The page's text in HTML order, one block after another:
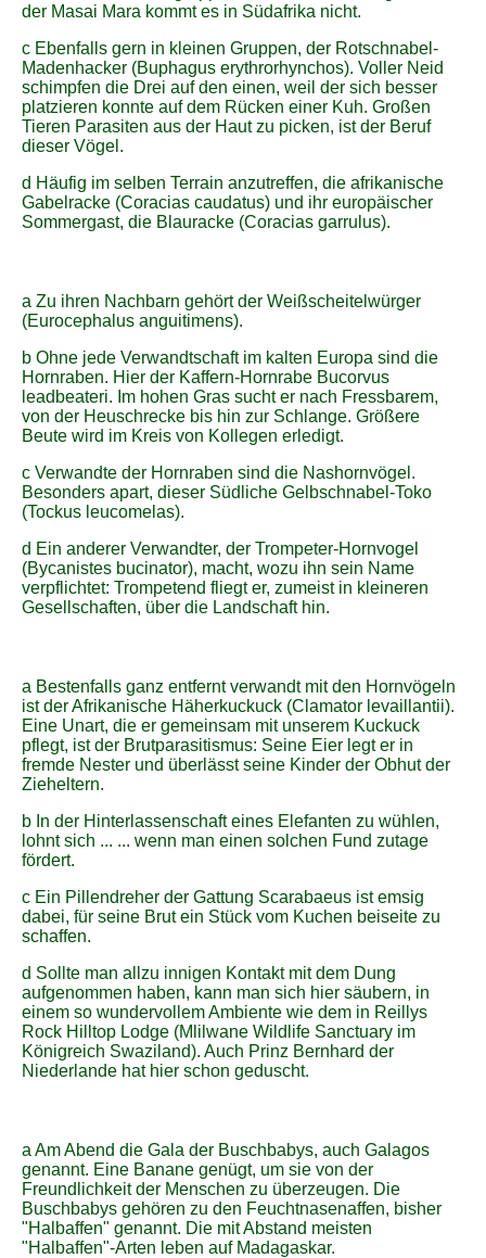
der Masai Mara kommt es in Südafrika nicht.
c Ebenfalls gern in kleinen Gruppen, der Rotschnabel-
Madenhacker (Buphagus erythrorhynchos). Voller Neid
schimpfen die Drei auf den einen, weil der sich besser
platzieren konnte auf dem Rücken einer Kuh. Großen
Tieren Parasiten aus der Haut zu picken, ist der Beruf
dieser Vögel.
d Häufig im selben Terrain anzutreffen, die afrikanische
Gabelracke (Coracias caudatus) und ihr europäischer
Sommergast, die Blauracke (Coracias garrulus).
a Zu ihren Nachbarn gehört der Weißscheitelwürger
(Eurocephalus anguitimens).
b Ohne jede Verwandtschaft im kalten Europa sind die
Hornraben. Hier der Kaffern-Hornrabe Bucorvus
leadbeateri. Im hohen Gras sucht er nach Fressbarem,
von der Heuschrecke bis hin zur Schlange. Größere
Beute wird im Kreis von Kollegen erledigt.
c Verwandte der Hornraben sind die Nashornvögel.
Besonders apart, dieser Südliche Gelbschnabel-Toko
(Tockus leucomelas).
d Ein anderer Verwandter, der Trompeter-Hornvogel
(Bycanistes bucinator), macht, wozu ihn sein Name
verpflichtet: Trompetend fliegt er, zumeist in kleineren
Gesellschaften, über die Landschaft hin.
a Bestenfalls ganz entfernt verwandt mit den Hornvögeln
ist der Afrikanische Häherkuckuck (Clamator levaillantii).
Eine Unart, die er gemeinsam mit unserem Kuckuck
pflegt, ist der Brutparasitismus: Seine Eier legt er in
fremde Nester und überlässt seine Kinder der Obhut der
Zieheltern.
b In der Hinterlassenschaft eines Elefanten zu wühlen,
lohnt sich ... ... wenn man einen solchen Fund zutage
fördert.
c Ein Pillendreher der Gattung Scarabaeus ist emsig
dabei, für seine Brut ein Stück vom Kuchen beiseite zu
schaffen.
d Sollte man allzu innigen Kontakt mit dem Dung
aufgenommen haben, kann man sich hier säubern, in
einem so wundervollem Ambiente wie dem in Reillys
Rock Hilltop Lodge (Mlilwane Wildlife Sanctuary im
Königreich Swaziland). Auch Prinz Bernhard der
Niederlande hat hier schon geduscht.
a Am Abend die Gala der Buschbabys, auch Galagos
genannt. Eine Banane genügt, um sie von der
Freundlichkeit der Menschen zu überzeugen. Die
Buschbabys gehören zu den Feuchtnasenaffen, bisher
"Halbaffen" genannt. Die mit Abstand meisten
"Halbaffen"-Arten leben auf Madagaskar.